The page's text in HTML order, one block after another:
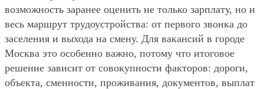
возможность заранее оценить не только зарплату, но и
весь маршрут трудоустройства: от первого звонка до
заселения и выхода на смену. Для вакансий в городе
Москва это особенно важно, потому что итоговое
решение зависит от совокупности факторов: дороги,
объекта, сменности, проживания, документов, выплат